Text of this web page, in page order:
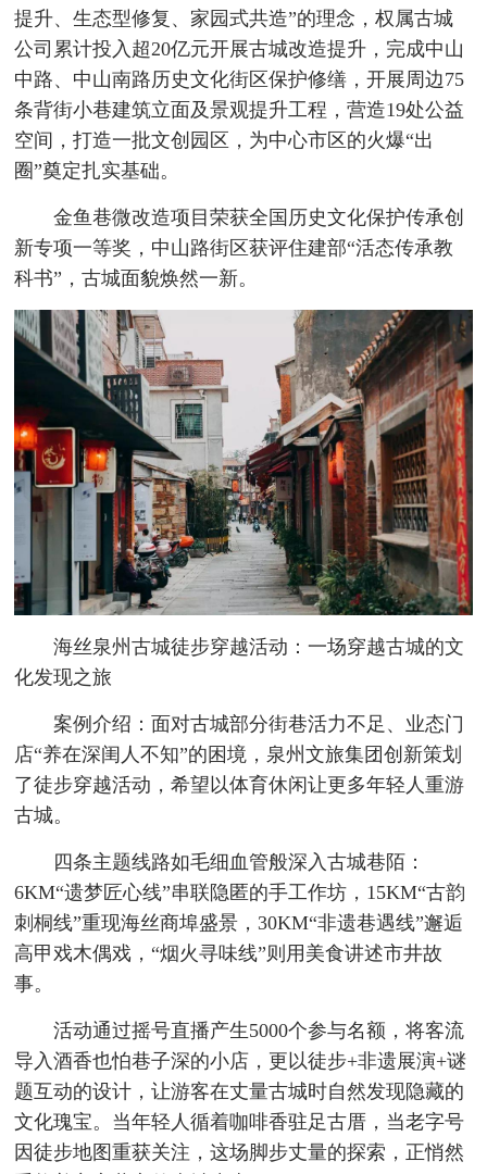
提升、生态型修复、家园式共造”的理念，权属古城
公司累计投入超20亿元开展古城改造提升，完成中山
中路、中山南路历史文化街区保护修缮，开展周边75
条背街小巷建筑立面及景观提升工程，营造19处公益
空间，打造一批文创园区，为中心市区的火爆“出
圈”奠定扎实基础。
金鱼巷微改造项目荣获全国历史文化保护传承创
新专项一等奖，中山路街区获评住建部“活态传承教
科书”，古城面貌焕然一新。
海丝泉州古城徒步穿越活动：一场穿越古城的文
化发现之旅
案例介绍：面对古城部分街巷活力不足、业态门
店“养在深闺人不知”的困境，泉州文旅集团创新策划
了徒步穿越活动，希望以体育休闲让更多年轻人重游
古城。
四条主题线路如毛细血管般深入古城巷陌：
6KM“遗梦匠心线”串联隐匿的手工作坊，15KM“古韵
刺桐线”重现海丝商埠盛景，30KM“非遗巷遇线”邂逅
高甲戏木偶戏，“烟火寻味线”则用美食讲述市井故
事。
活动通过摇号直播产生5000个参与名额，将客流
导入酒香也怕巷子深的小店，更以徒步+非遗展演+谜
题互动的设计，让游客在丈量古城时自然发现隐藏的
文化瑰宝。当年轻人循着咖啡香驻足古厝，当老字号
因徒步地图重获关注，这场脚步丈量的探索，正悄然